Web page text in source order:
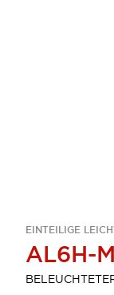
EINTEILIGE
AL6H-